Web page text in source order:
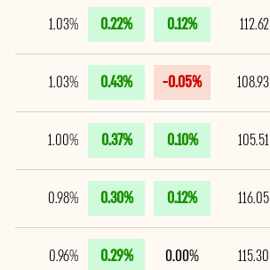
112.62
0.12%
0.22%
1.03%
108.93
-0.05%
0.43%
1.03%
105.51
0.10%
0.37%
1.00%
116.05
0.12%
0.30%
0.98%
115.30
0.00%
0.29%
0.96%